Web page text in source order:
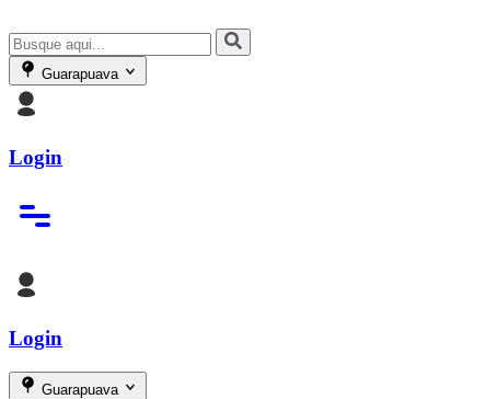
Guarapuava
Login
Login
Guarapuava